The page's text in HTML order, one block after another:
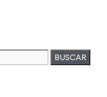
BUSCAR